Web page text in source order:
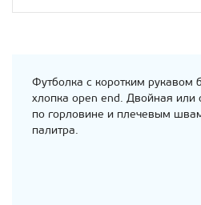
Футболка с коротким рукавом
хлопка open end. Двойная или
по горловине и плечевым
палитра.